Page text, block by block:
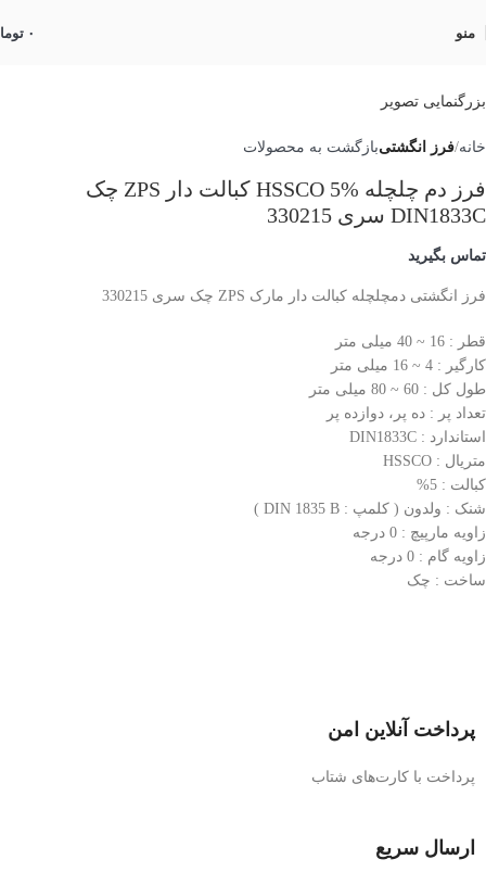
منو ۰
بزرگنمایی تصویر
خانه فرز انگشتیبازگشت به محصولات
فرز دم چلچله HSSCO 5% کبالت دار ZPS چک
DIN1833C سری 330215
تماس بگیرید
فرز انگشتی دمچلچله کبالت دار مارک ZPS چک سری 330215
قطر : 16 ~ 40 میلی متر
کارگیر : 4 ~ 16 میلی متر
طول کل : 60 ~ 80 میلی متر
تعداد پر : ده پر، دوازده پر
استاندارد : DIN1833C
متریال : HSSCO
کبالت : 5%
شنک : ولدون ( کلمپ : DIN 1835 B )
زاویه مارپیچ : 0 درجه
زاویه گام : 0 درجه
ساخت : چک
پرداخت آنلاین امن
پرداخت با کارت‌های شتاب
ارسال سریع